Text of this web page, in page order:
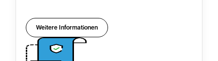
Weitere Informationen